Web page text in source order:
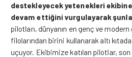
destekleyecek yetenekleri
devam ettiğini vurgulayarak
pilotları, dünyanın en genç ve
filolarından birini kullanarak altı
uçuyor. Ekibimize katılan pilotlar, son